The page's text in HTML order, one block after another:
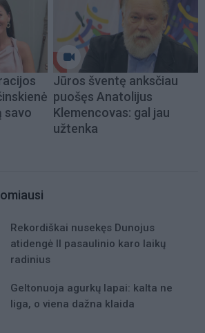
savo
Jūros šventę anksčiau
puošęs Anatolijus
Klemencovas: gal jau
užtenka
Rekordiškai nusekęs Dunojus
atidengė II pasaulinio karo laikų
radinius
Geltonuoja agurkų lapai: kalta ne
liga, o viena dažna klaida